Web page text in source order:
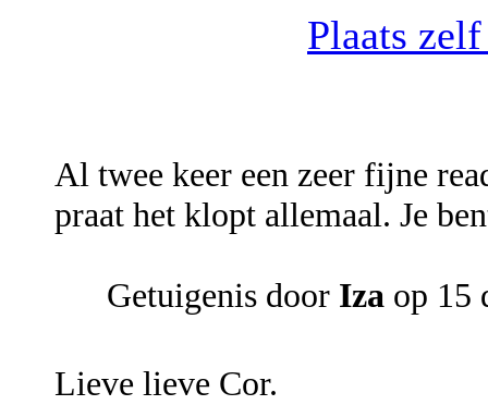
Plaats
Al twee keer een zeer fijne
praat het klopt allemaal. Je
Getuigenis door Iza op 15
Lieve lieve Cor.